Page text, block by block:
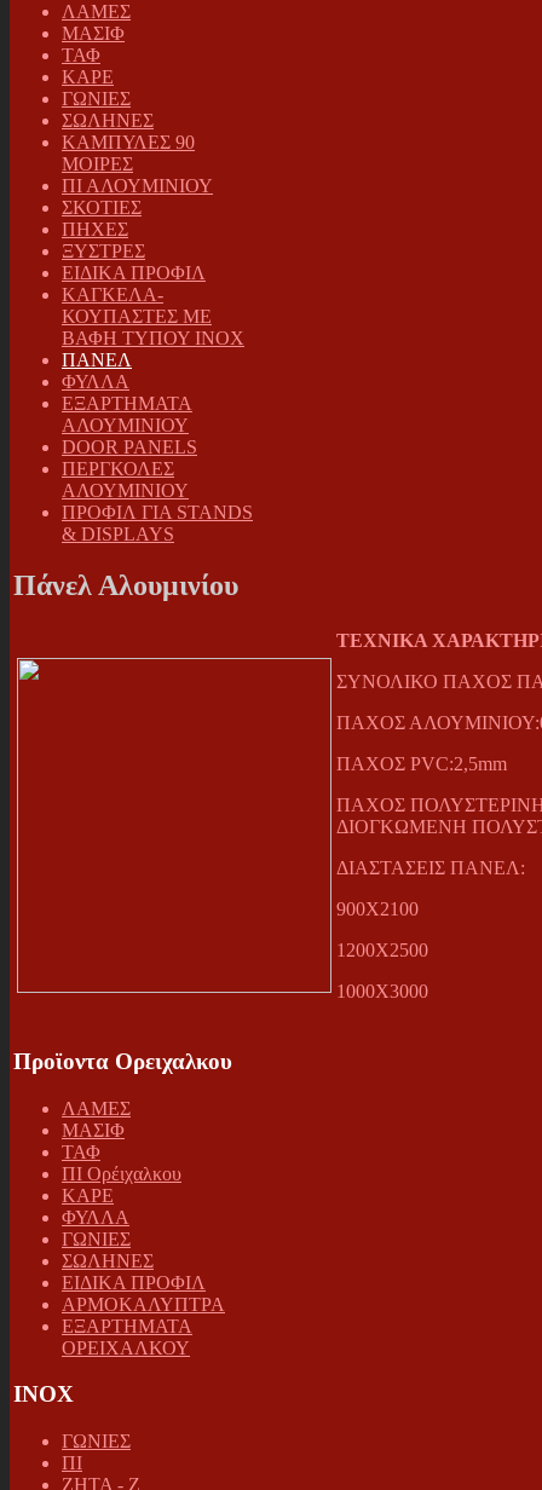
ΛΑΜΕΣ
ΜΑΣΙΦ
ΤΑΦ
ΚΑΡΕ
ΓΩΝΙΕΣ
ΣΩΛΗΝΕΣ
ΚΑΜΠΥΛΕΣ 90
ΜΟΙΡΕΣ
ΠΙ ΑΛΟΥΜΙΝΙΟΥ
ΣΚΟΤΙΕΣ
ΠΗΧΕΣ
ΞΥΣΤΡΕΣ
ΕΙΔΙΚΑ ΠΡΟΦΙΛ
ΚΑΓΚΕΛΑ-
ΚΟΥΠΑΣΤΕΣ ΜΕ
ΒΑΦΗ ΤΥΠΟΥ INOX
ΠΑΝΕΛ
ΦΥΛΛΑ
ΕΞΑΡΤΗΜΑΤΑ
ΑΛΟΥΜΙΝΙΟΥ
DOOR PANELS
ΠΕΡΓΚΟΛΕΣ
ΑΛΟΥΜΙΝΙΟΥ
ΠΡΟΦΙΛ ΓΙΑ STANDS
& DISPLAYS
Πάνελ Αλουμινίου
TEXNIKA
ΣΥΝΟΛΙΚΟ ΠΑΧΟΣ
ΠΑΧΟΣ
ΠΑΧΟΣ PVC:2,5mm
ΠΑΧΟΣ
ΔΙΟΓΚΩΜΕΝΗ
ΔΙΑΣΤΑΣΕΙΣ ΠΑΝΕΛ:
900Χ2100
1200Χ2500
1000Χ3000
Προϊοντα Ορειχαλκου
ΛΑΜΕΣ
ΜΑΣΙΦ
ΤΑΦ
ΠΙ Ορέιχαλκου
ΚΑΡΕ
ΦΥΛΛΑ
ΓΩΝΙΕΣ
ΣΩΛΗΝΕΣ
ΕΙΔΙΚΑ ΠΡΟΦΙΛ
ΑΡΜΟΚΑΛΥΠΤΡΑ
ΕΞΑΡΤΗΜΑΤΑ
ΟΡΕΙΧΑΛΚΟΥ
INOX
ΓΩΝΙΕΣ
ΠΙ
ΖΗΤΑ - Ζ